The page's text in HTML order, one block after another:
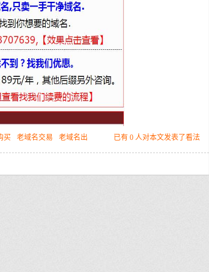
已有 0 人对本文发表了看法
买 老域名交易
老域名出